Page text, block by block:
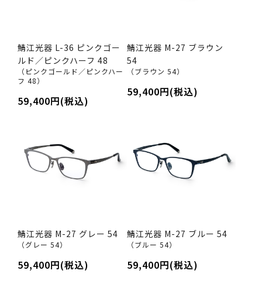
鯖江光器 L-36 ピンクゴー
ルド／ピンクハーフ 48
（ピンクゴールド／ピンクハー
フ 48）
59,400円(税込)
鯖江光器 M-27 ブラウン
54
（ブラウン 54）
59,400円(税込)
鯖江光器 M-27 グレー 54
（グレー 54）
59,400円(税込)
鯖江光器 M-27 ブルー 54
（ブルー 54）
59,400円(税込)